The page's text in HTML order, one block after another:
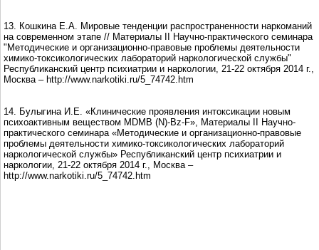
13. Кошкина Е.А. Мировые тенденции распространенности наркоманий
на современном этапе // Материалы II Научно-практического семинара
"Методические и организационно-правовые проблемы деятельности
химико-токсикологических лабораторий наркологической службы"
Республиканский центр психиатрии и наркологии, 21-22 октября 2014 г.,
Москва – http://www.narkotiki.ru/5_74742.htm
14. Булыгина И.Е. «Клинические проявления интоксикации новым
психоактивным веществом MDMB (N)-Bz-F», Материалы II Научно-
практического семинара «Методические и организационно-правовые
проблемы деятельности химико-токсикологических лабораторий
наркологической службы» Республиканский центр психиатрии и
наркологии, 21-22 октября 2014 г., Москва –
http://www.narkotiki.ru/5_74742.htm